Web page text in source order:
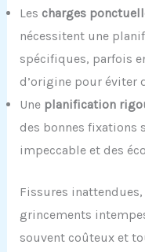
Les charges
nécessitent une
spécifiques, parfois
d’origine pour éviter
Une planification
des bonnes fixations
impeccable et des
Fissures
grincements
souvent coûteux et